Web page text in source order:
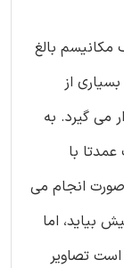
مکانیسم بالغ
از
می گیرد. به
با
صورت انجام می
بیاید، اما
تصاویر